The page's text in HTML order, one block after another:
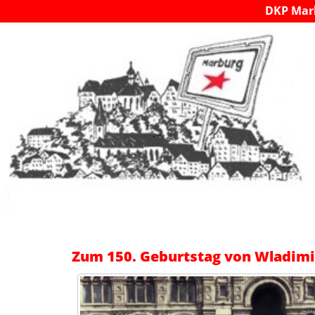
DKP
Zum 150. Geburtstag von